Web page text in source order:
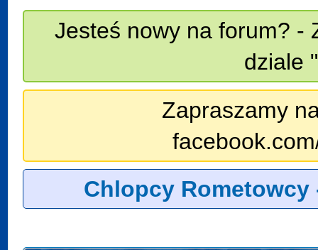
Jesteś nowy na forum? -
dziale
Zapraszamy
Chlopcy Rometowcy